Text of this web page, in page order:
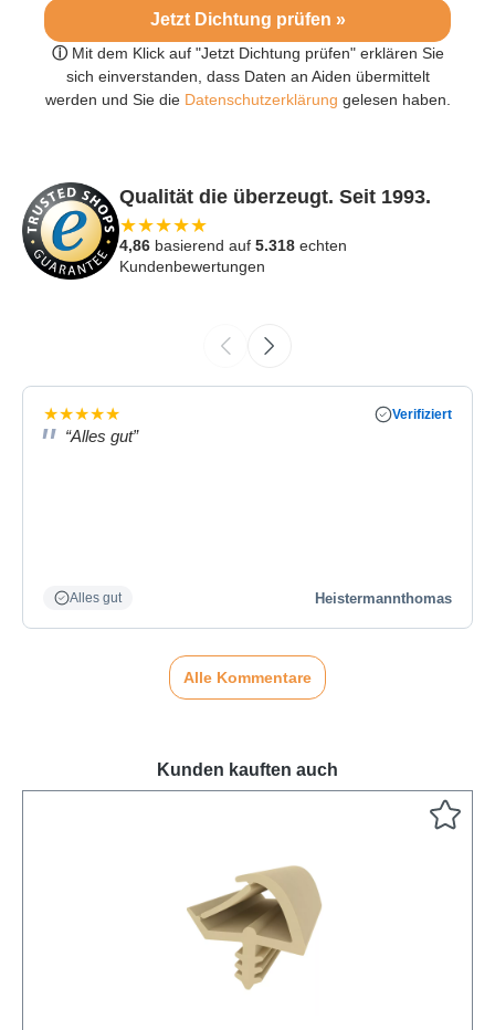
Jetzt Dichtung prüfen »
ⓘ Mit dem Klick auf "Jetzt Dichtung prüfen" erklären Sie
sich einverstanden, dass Daten an Aiden übermittelt
werden und Sie dieDatenschutzerklärung gelesen haben.
Qualität die überzeugt. Seit 1993.
★★★★★
4,86 basierend auf 5.318 echten
Kundenbewertungen
★★★★★ Verifiziert
“Alles gut”
Alles gut Heistermannthomas
Alle Kommentare
Kunden kauften auch